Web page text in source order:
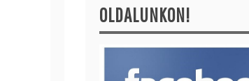
OLDALUNKON!